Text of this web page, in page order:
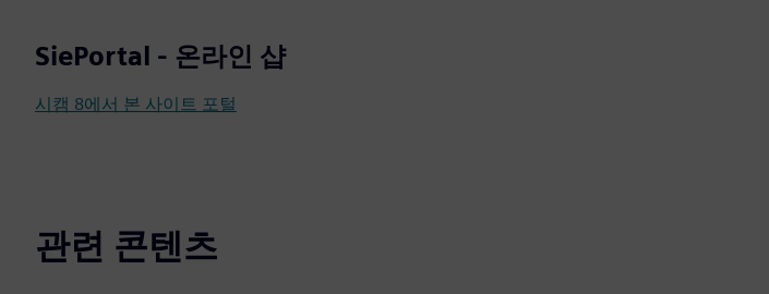
SiePortal - 온라인 샵
시캠 8에서 본 사이트 포털
관련 콘텐츠